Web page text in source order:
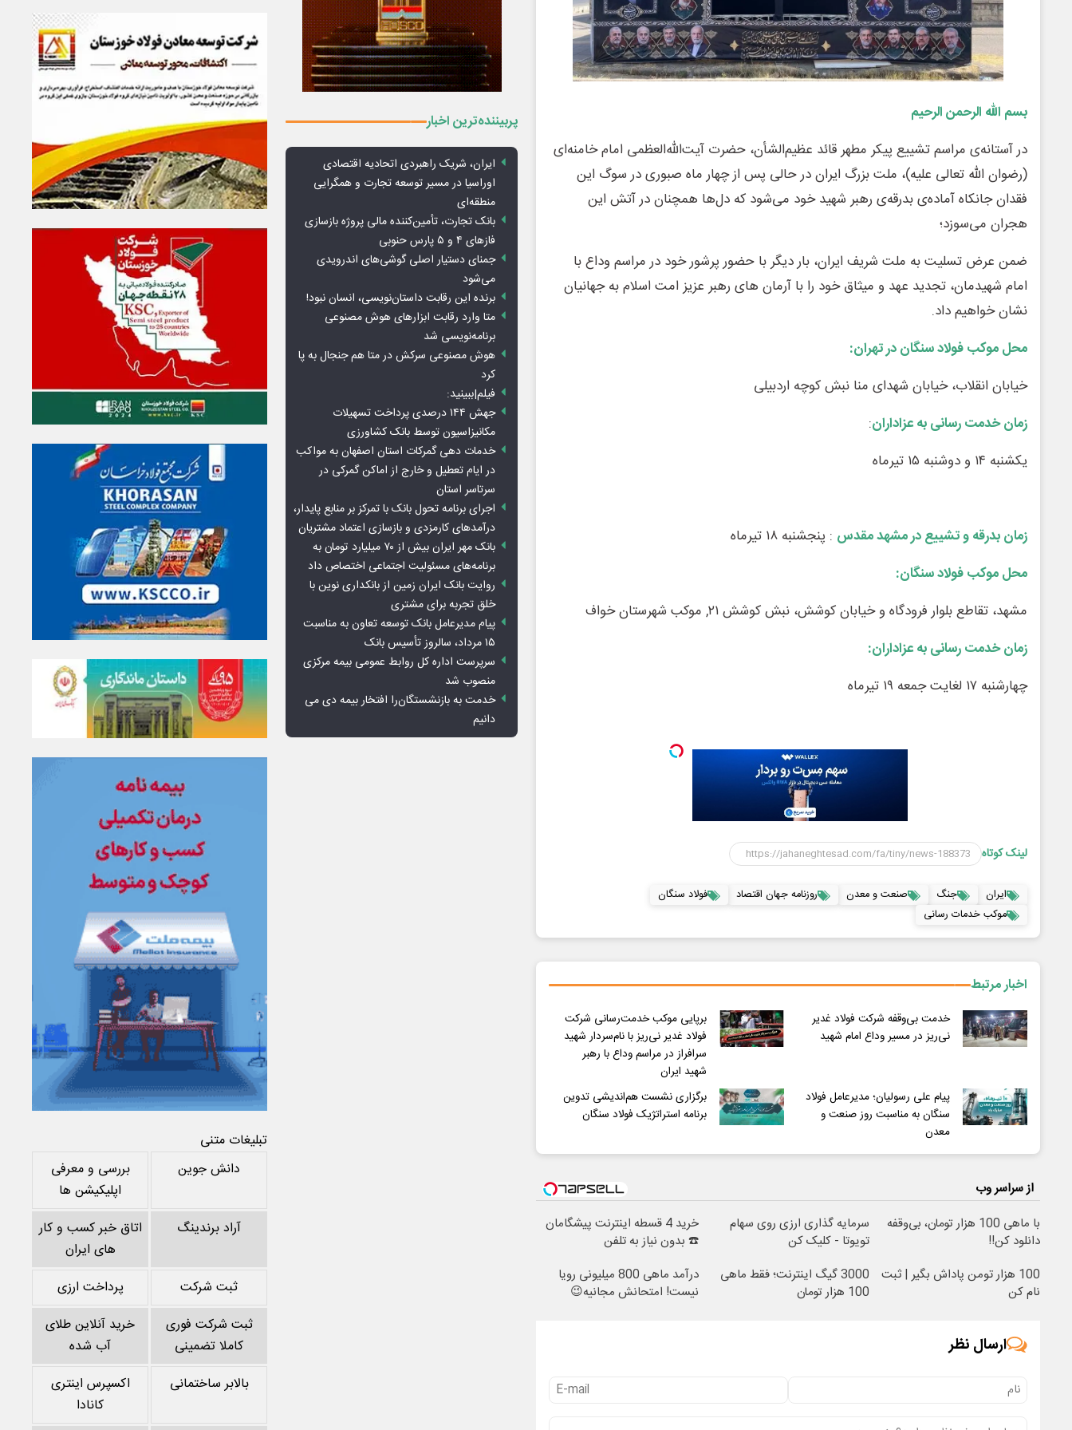
بسم الله الرحمن الرحیم
در آستانه‌ی مراسم تشییع پیکر مطهر قائد عظیم‌الشأن، حضرت آیت‌الله‌العظمی امام خامنه‌ای
(رضوان الله تعالی علیه)، ملت بزرگ ایران در حالی پس از چهار ماه صبوری در سوگ این
فقدان جانکاه آماده‌ی بدرقه‌ی رهبر شهید خود می‌شود که دل‌ها همچنان در آتش این
هجران می‌سوزد؛
ضمن عرض تسلیت به ملت شریف ایران، بار دیگر با حضور پرشور خود در مراسم وداع با
امام شهیدمان، تجدید عهد و میثاق خود را با آرمان های رهبر عزیز امت اسلام به جهانیان
نشان خواهیم داد.
محل موکب فولاد سنگان در تهران:
خیابان انقلاب، خیابان شهدای منا نبش کوچه اردبیلی
زمان خدمت رسانی به عزاداران:
یکشنبه ۱۴ و دوشنبه ۱۵ تیرماه
زمان بدرقه و تشییع در مشهد مقدس : پنجشنبه ۱۸ تیرماه
محل موکب فولاد سنگان:
مشهد، تقاطع بلوار فرودگاه و خیابان کوشش، نبش کوشش ۲۱, موکب شهرستان خواف
زمان خدمت رسانی به عزاداران:
چهارشنبه ۱۷ لغایت جمعه ۱۹ تیرماه
لینک کوتاه
ایران جنگ صنعت و معدن روزنامه جهان اقتصاد
فولاد سنگان
موکب خدمات رسانی
اخبار مرتبط
خدمت بی‌وقفه شرکت فولاد غدیر
نی‌ریز در مسیر وداع امام شهید
برپایی موکب خدمت‌رسانی شرکت
فولاد غدیر نی‌ریز با نام‌‌سردار شهید
سرافراز در مراسم وداع با رهبر
شهید ایران
پیام علی رسولیان؛ مدیرعامل فولاد
سنگان به مناسبت روز صنعت و
معدن
برگزاری نشست هم‌اندیشی تدوین
برنامه استراتژیک فولاد سنگان
از سراسر وب
با ماهی 100 هزار تومان، بی‌وقفه
دانلود کن!!
سرمایه گذاری ارزی روی سهام
تویوتا - کلیک کن
خرید 4 قسطه اینترنت پیشگامان
☎️ بدون نیاز به تلفن
100 هزار تومن پاداش بگیر | ثبت
نام کن
3000 گیگ اینترنت؛ فقط ماهی
100 هزار تومان
درآمد ماهی 800 میلیونی رویا
نیست! امتحانش مجانیه😉
ارسال نظر
پربیننده‌ترین اخبار
ایران، شریک راهبردی اتحادیه اقتصادی
اوراسیا در مسیر توسعه تجارت و همگرایی
منطقه‌ای
بانک تجارت، تأمین‌کننده مالی پروژه بازسازی
فازهای ۴ و ۵ پارس حنوبی
جمنای دستیار اصلی گوشی‌های اندرویدی
می‌شود
برنده این رقابت داستان‌نویسی، انسان نبود!
متا وارد رقابت ابزارهای هوش مصنوعی
برنامه‌نویسی شد
هوش مصنوعی سرکش در متا هم جنجال به پا
کرد
فیلم|ببینید:
جهش ۱۴۴ درصدی پرداخت تسهیلات
مکانیزاسیون توسط بانک کشاورزی
خدمات دهی گمرکات استان اصفهان به مواکب
در ایام تعطیل و خارج از اماکن گمرکی در
سرتاسر استان
اجرای برنامه تحول بانک با تمرکز بر منابع پایدار،
درآمدهای کارمزدی و بازسازی اعتماد مشتریان
بانک مهر ایران بیش از ۷۰ میلیارد تومان به
برنامه‌های مسئولیت اجتماعی اختصاص داد
روایت بانک ایران زمین از بانکداری نوین با
خلق تجربه برای مشتری
پیام مدیرعامل بانک توسعه تعاون به مناسبت
۱۵ مرداد، سالروز تأسیس بانک
سرپرست اداره کل روابط عمومی بیمه مرکزی
منصوب شد
خدمت به بازنشستگان‌را افتخار بیمه دی می
دانیم
تبلیغات متنی
دانش جوین
بررسی و معرفی
اپلیکیشن ها
آراد برندینگ
اتاق خبر کسب و کار
های ایران
ثبت شرکت
پرداخت ارزی
ثبت شرکت فوری
کاملا تضمینی
خرید آنلاین طلای
آب شده
بالابر ساختمانی
اکسپرس اینتری
کانادا